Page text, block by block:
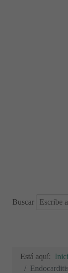
Buscar
Está aquí: